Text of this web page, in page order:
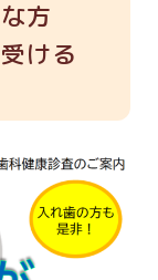
方
ける